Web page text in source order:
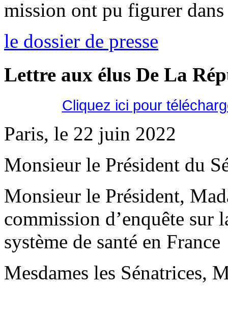
mission ont pu figurer
le dossier de presse
Lettre aux élus De La
Cliquez ici pour
Paris, le 22 juin 2022
Monsieur le Président du
Monsieur le Président,
commission d’enquête sur
système de santé en France
Mesdames les Sénatrices,